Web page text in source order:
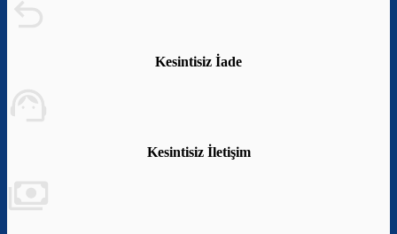
Kesintisiz İade
Kesintisiz İletişim